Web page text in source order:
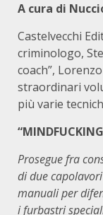
A cura di
Castelvecchi
criminologo,
coach”,
straordinari
più varie
Prosegue fra
di due
manuali per
i furbastri